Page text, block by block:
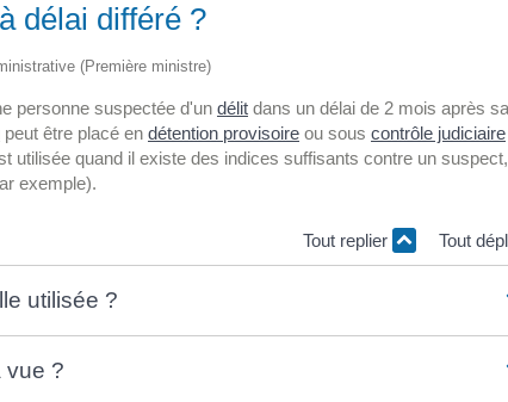
délai différé ?
(Première ministre)
personne suspectée d'un délit dans un délai de 2 mois après sa
peut être placé en détention provisoire ou sous contrôle judiciaire
utilisée quand il existe des indices suffisants contre un
exemple).
Tout replier Tout
utilisée ?
vue ?